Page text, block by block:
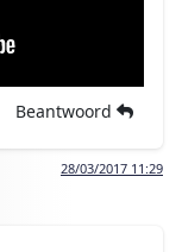
Beantwoord
28/03/2017 11:29